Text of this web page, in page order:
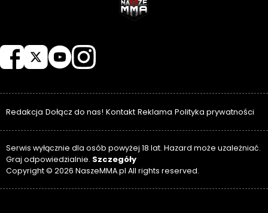
Redakcja Dołącz do nas! Kontakt Reklama Polityka prywatności
Serwis wyłącznie dla osób powyżej 18 lat. Hazard może uzależniać.
Graj odpowiedzialnie. Szczegóły
Copyright © 2026 NaszeMMA.pl All rights reserved.